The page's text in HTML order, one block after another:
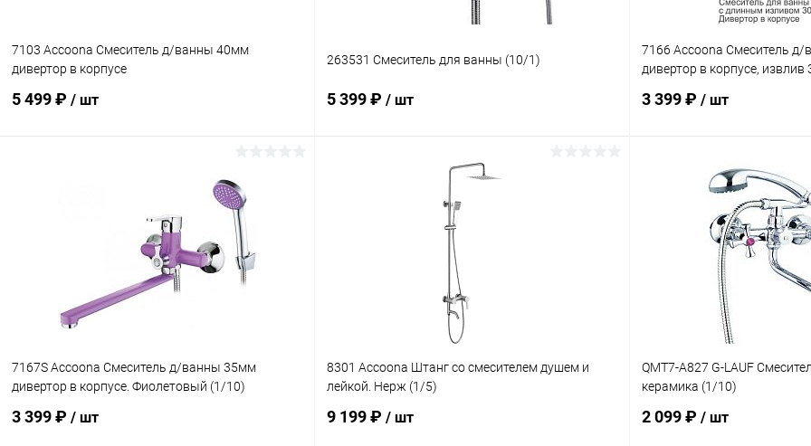
7103 Accoona Смеситель д/ванны 40мм
дивертор в корпусе
5 499 ₽ / шт
К сравнению
В наличии
263531 Смеситель для ванны (10/1)
5 399 ₽ / шт
В корзину
7166 Accoona Смеситель
дивертор в корпусе,
3 399 ₽ / шт
В
Купить в 1 клик
В избранное
7167S Accoona Смеситель д/ванны 35мм
дивертор в корпусе. Фиолетовый (1/10)
3 399 ₽ / шт
8301 Accoona Штанг со смесителем душем и
лейкой. Нерж (1/5)
9 199 ₽ / шт
QMТ7-A827 G-LAUF
керамика (1/10)
2 099 ₽ / шт